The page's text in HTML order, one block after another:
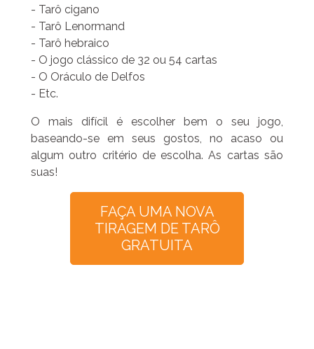
- Tarô cigano
- Tarô Lenormand
- Tarô hebraico
- O jogo clássico de 32 ou 54 cartas
- O Oráculo de Delfos
- Etc.
O mais difícil é escolher bem o seu jogo,
baseando-se em seus gostos, no acaso ou
algum outro critério de escolha. As cartas são
suas!
FAÇA UMA NOVA
TIRAGEM DE TARÔ
GRATUITA